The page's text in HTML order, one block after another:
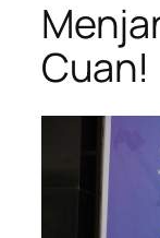
Cuan!